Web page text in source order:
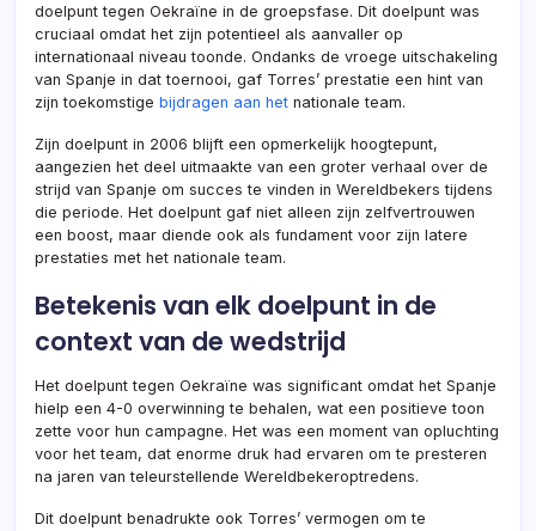
doelpunt tegen Oekraïne in de groepsfase. Dit doelpunt was
cruciaal omdat het zijn potentieel als aanvaller op
internationaal niveau toonde. Ondanks de vroege uitschakeling
van Spanje in dat toernooi, gaf Torres’ prestatie een hint van
zijn toekomstige bijdragen aan het nationale team.
Zijn doelpunt in 2006 blijft een opmerkelijk hoogtepunt,
aangezien het deel uitmaakte van een groter verhaal over de
strijd van Spanje om succes te vinden in Wereldbekers tijdens
die periode. Het doelpunt gaf niet alleen zijn zelfvertrouwen
een boost, maar diende ook als fundament voor zijn latere
prestaties met het nationale team.
Betekenis van elk doelpunt in de
context van de wedstrijd
Het doelpunt tegen Oekraïne was significant omdat het Spanje
hielp een 4-0 overwinning te behalen, wat een positieve toon
zette voor hun campagne. Het was een moment van opluchting
voor het team, dat enorme druk had ervaren om te presteren
na jaren van teleurstellende Wereldbekeroptredens.
Dit doelpunt benadrukte ook Torres’ vermogen om te